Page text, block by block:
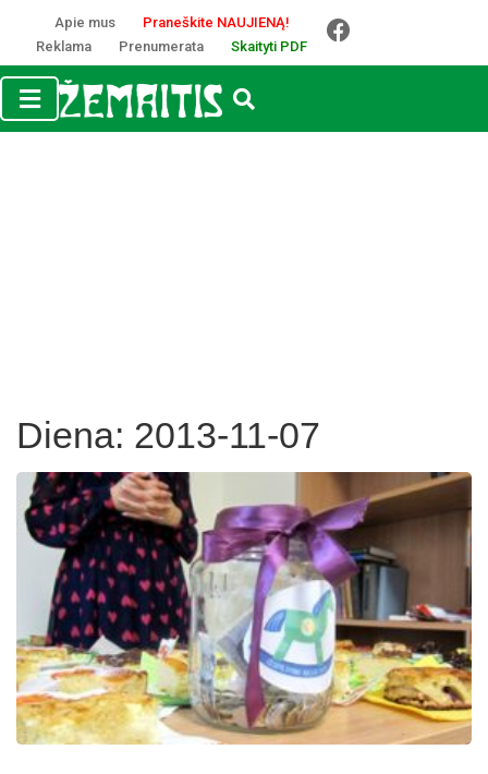
Apie mus
Praneškite NAUJIENĄ!
Reklama
Prenumerata Skaityti PDF
Diena: 2013-11-07